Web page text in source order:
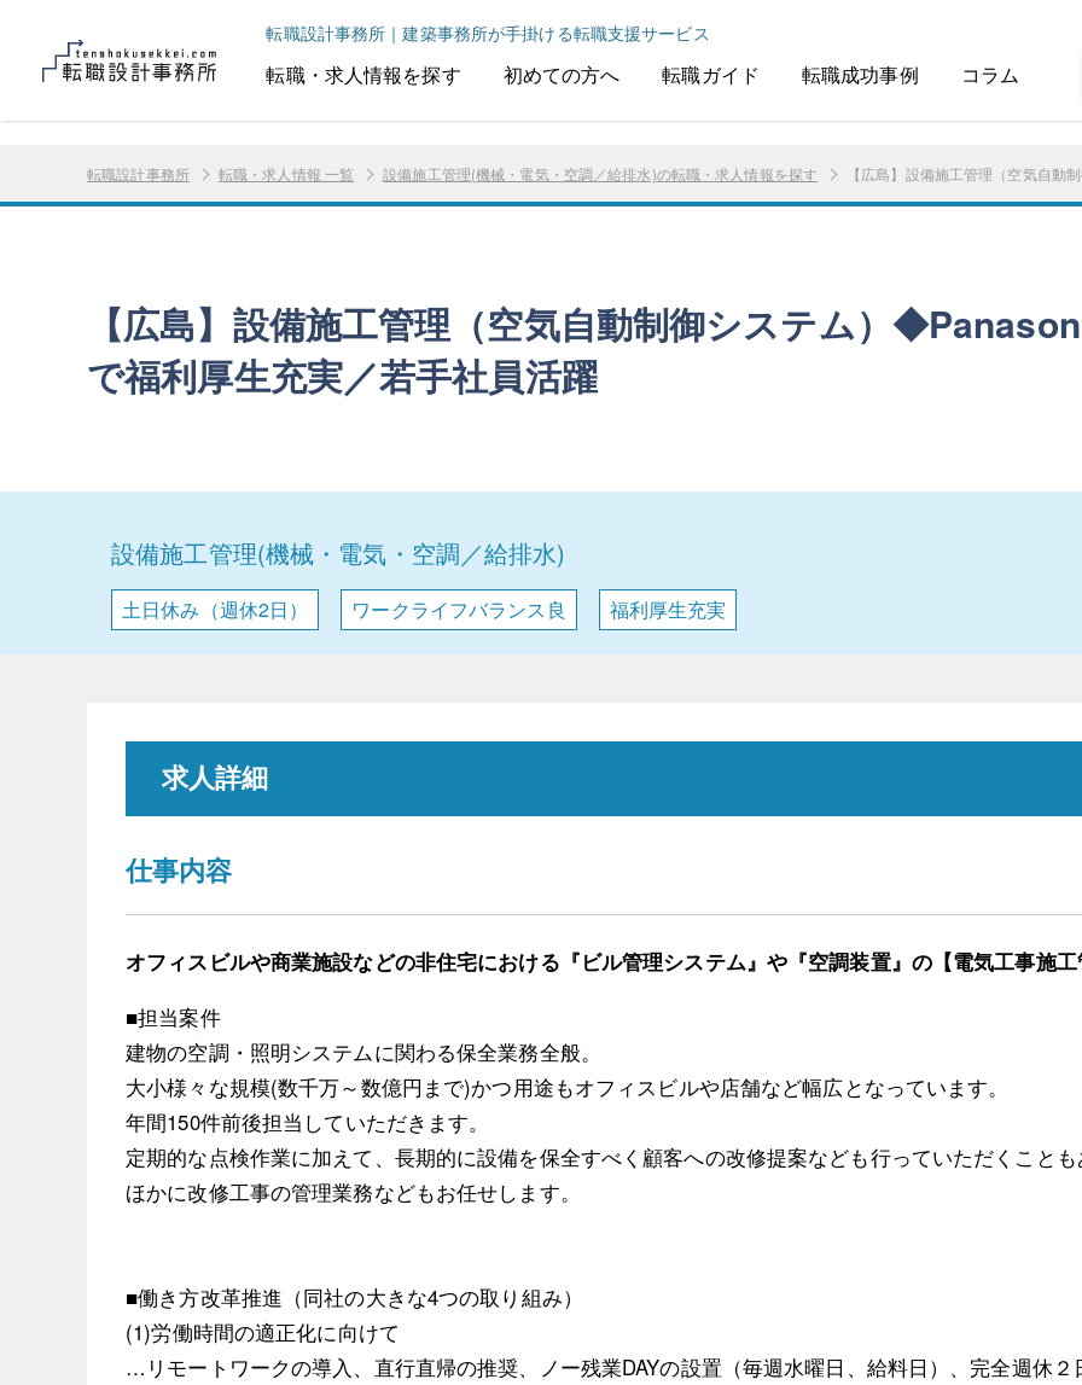
転職設計事務所｜建築事務所が手掛ける転職支援サービス
転職・求人情報を探す 初めての方へ 転職ガイド 転職成功事例 コラム
転職設計事務所 転職・求人情報 一覧 設備施工管理(機械・電気・空調／給排水)の転職・求人情報を探す 【広島】設備施工管理（空気自
【広島】設備施工管理（空気自動制御システム）
で福利厚生充実／若手社員活躍
設備施工管理(機械・電気・空調／給排水)
土日休み（週休2日） ワークライフバランス良 福利厚生充実
求人詳細
仕事内容
オフィスビルや商業施設などの非住宅における『ビル管理システム』や『空調装置』の【電気工事施
■担当案件
建物の空調・照明システムに関わる保全業務全般。
大小様々な規模(数千万～数億円まで)かつ用途もオフィスビルや店舗など幅広となっています。
年間150件前後担当していただきます。
定期的な点検作業に加えて、長期的に設備を保全すべく顧客への改修提案なども行っていただくこと
ほかに改修工事の管理業務などもお任せします。
■働き方改革推進（同社の大きな4つの取り組み）
(1)労働時間の適正化に向けて
…リモートワークの導入、直行直帰の推奨、ノー残業DAYの設置（毎週水曜日、給料日）、完全週休２